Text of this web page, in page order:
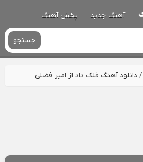
آهنگ جدید پخش آهنگ
جستجو
/ دانلود آهنگ فلک داد از امیر فضلی